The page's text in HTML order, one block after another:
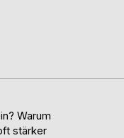
Warum
stärker